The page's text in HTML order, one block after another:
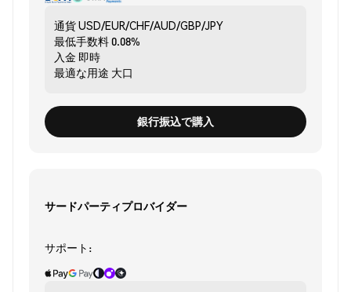
通貨USD/EUR/CHF/AUD/GBP/JPY
最低手数料0.08%
入金 即時
最適な用途 大口
銀行振込で購入
サードパーティプロバイダー
サポート: